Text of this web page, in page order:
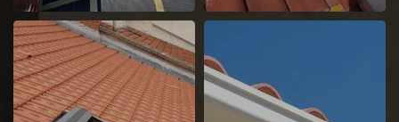
Couvreur 31
Etanchéité de